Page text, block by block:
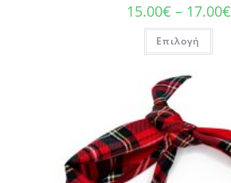
15.00€ – 17.00€
Επιλογή